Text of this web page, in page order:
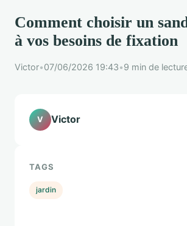
Comment choisir un
à vos besoins de fixation
Victor•07/06/2026 19:43•9 min de
V Victor
TAGS
jardin